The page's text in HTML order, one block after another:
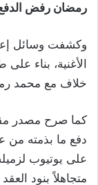
رمضان رفض
وكشفت وسائل
الأغنية، بناء
خلاف مع محمد
كما صرح مصدر
دفع ما بذمته من
على يوتيوب
متجاهلاً بنود